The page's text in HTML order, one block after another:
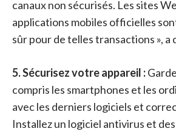
canaux non sécurisés. Les sites
applications mobiles officielles
sûr pour de telles transactions », a
5. Sécurisez votre appareil :
compris les smartphones et les
avec les derniers logiciels et
Installez un logiciel antivirus et